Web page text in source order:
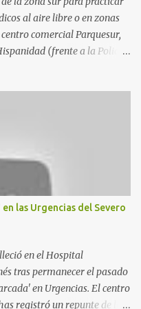
al aire libre o en zonas
comercial Parquesur,
(frente a la Policía
entre el estadio y Plaza
entre Leganés y
situado frente a
1, y junto al
las Urgencias del Severo
en el Hospital
tras permanecer el pasado
en Urgencias. El centro
registró un repunte de las